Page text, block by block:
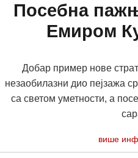
Посебна
Емиром
Добар пример нове
незаобилазни дио пејзажа
са светом уметности, а
више